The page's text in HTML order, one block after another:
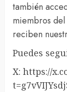
también
miembros
reciben
Puedes
X: https://